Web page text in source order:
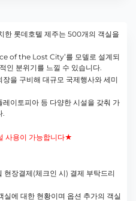
한 롯데호텔 제주는 500개의 객실을
of the Lost City’를 모델로 설계되
인 분위기를 느낄 수 있습니다.
을 구비해 대규모 국제행사와 세미
이토피아 등 다양한 시설을 갖춰 가
.
사용이 가능합니다★
현장결제(체크인 시) 결제 부탁드리
에 대한 현황이며 옵션 추가의 객실